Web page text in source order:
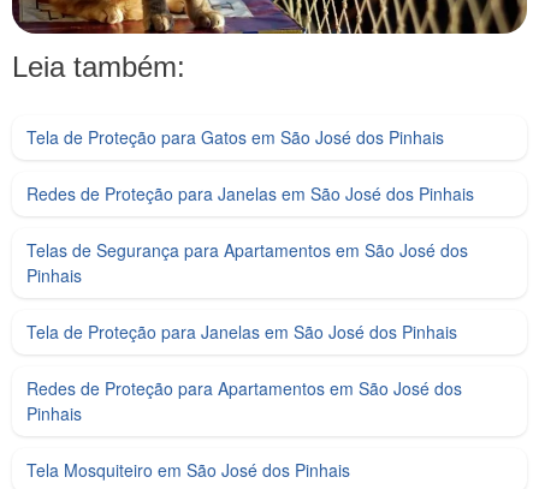
Leia também:
Tela de Proteção para Gatos em São José dos Pinhais
Redes de Proteção para Janelas em São José dos Pinhais
Telas de Segurança para Apartamentos em São José dos
Pinhais
Tela de Proteção para Janelas em São José dos Pinhais
Redes de Proteção para Apartamentos em São José dos
Pinhais
Tela Mosquiteiro em São José dos Pinhais